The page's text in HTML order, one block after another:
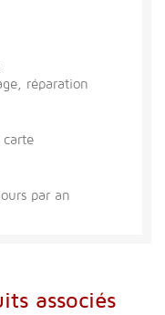
réparation
carte
par an
associés